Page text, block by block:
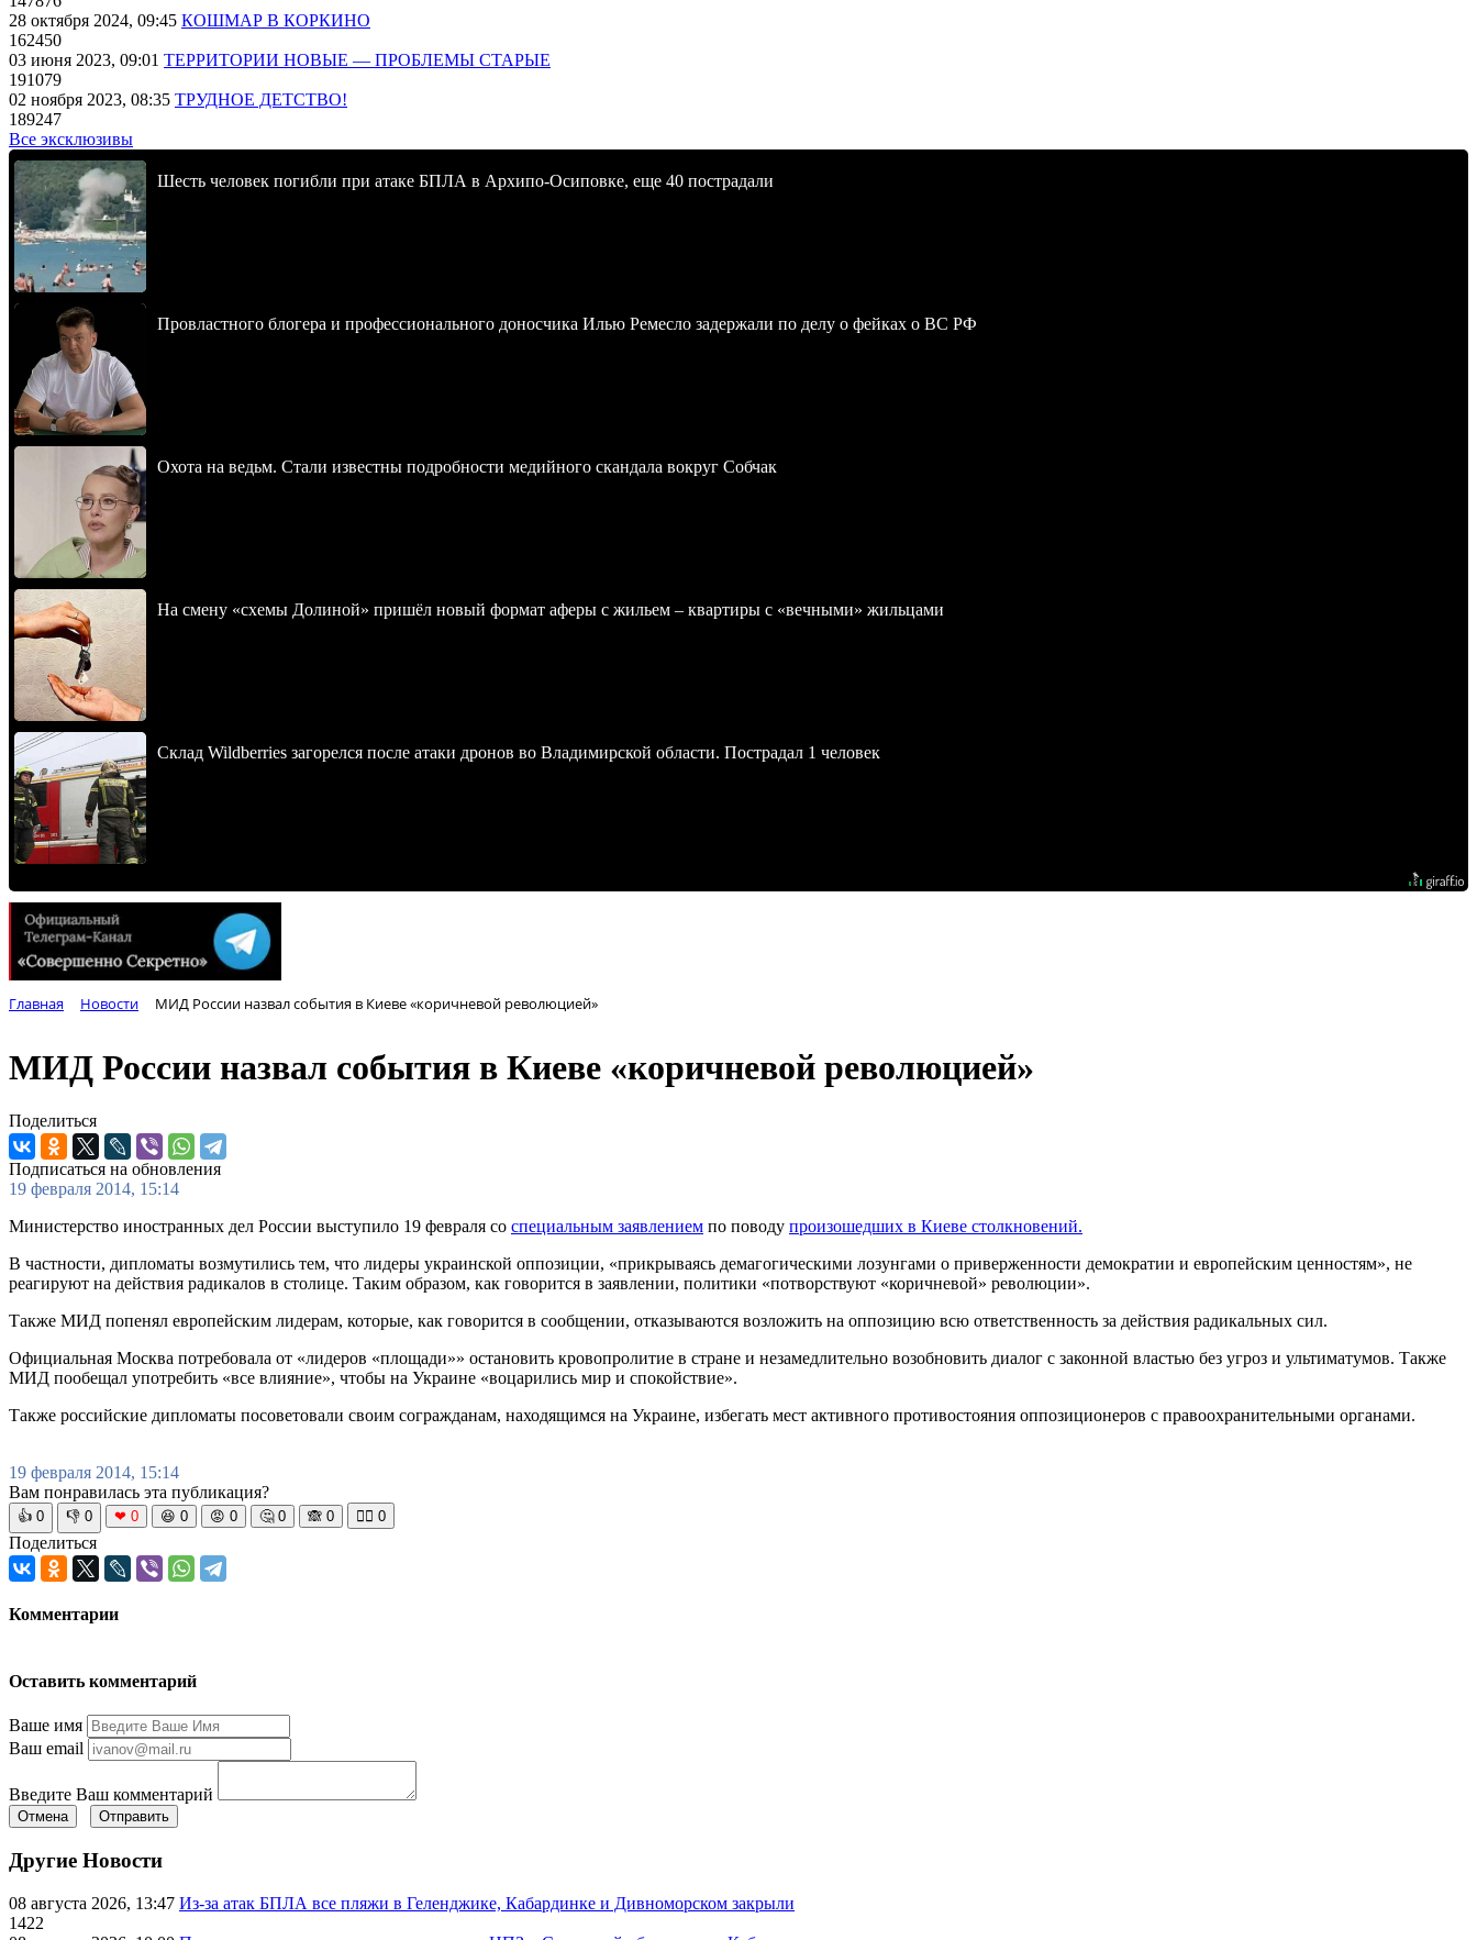
28 октября 2024, 09:45 КОШМАР В КОРКИНО
162450
03 июня 2023, 09:01 ТЕРРИТОРИИ НОВЫЕ — ПРОБЛЕМЫ СТАРЫЕ
191079
02 ноября 2023, 08:35 ТРУДНОЕ ДЕТСТВО!
189247
Все эксклюзивы
Шесть человек погибли при атаке БПЛА в Архипо-Осиповке, еще 40 пострадали
Провластного блогера и профессионального доносчика Илью Ремесло задержали по делу о фейках о ВС РФ
Охота на ведьм. Стали известны подробности медийного скандала вокруг Собчак
На смену «схемы Долиной» пришёл новый формат аферы с жильем – квартиры с «вечными» жильцами
Склад Wildberries загорелся после атаки дронов во Владимирской области. Пострадал 1 человек
Главная Новости МИД России назвал события в Киеве «коричневой революцией»
МИД России назвал события в Киеве «коричневой революцией»
Поделиться
Подписаться на обновления
19 февраля 2014, 15:14
Министерство иностранных дел России выступило 19 февраля со специальным заявлением по поводу произошедших в Киеве столкновений.
В частности, дипломаты возмутились тем, что лидеры украинской оппозиции, «прикрываясь демагогическими лозунгами о приверженности демократии и европейским ценностям», не
реагируют на действия радикалов в столице. Таким образом, как говорится в заявлении, политики «потворствуют «коричневой» революции».
Также МИД попенял европейским лидерам, которые, как говорится в сообщении, отказываются возложить на оппозицию всю ответственность за действия радикальных сил.
Официальная Москва потребовала от «лидеров «площади»» остановить кровопролитие в стране и незамедлительно возобновить диалог с законной властью без угроз и ультиматумов. Также
МИД пообещал употребить «все влияние», чтобы на Украине «воцарились мир и спокойствие».
Также российские дипломаты посоветовали своим согражданам, находящимся на Украине, избегать мест активного противостояния оппозиционеров с правоохранительными органами.
19 февраля 2014, 15:14
Вам понравилась эта публикация?
👍 0 👎 0 ❤ 0 😆 0 😡 0 🤔 0 🙈 0 🧘‍♀️ 0
Поделиться
Комментарии
Оставить комментарий
Ваше имя
Ваш email
Введите Ваш комментарий
Отмена Отправить
Другие Новости
08 августа 2026, 13:47 Из-за атак БПЛА все пляжи в Геленджике, Кабардинке и Дивноморском закрыли
1422